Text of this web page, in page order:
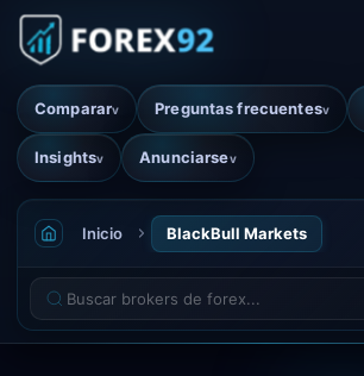
Compararv Preguntas frecuentesv
Insightsv Anunciarsev
Inicio BlackBull Markets